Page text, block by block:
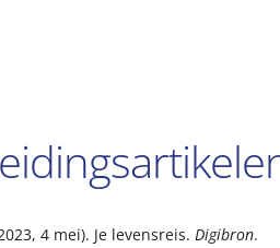
4 mei). Je levensreis.Digibron.